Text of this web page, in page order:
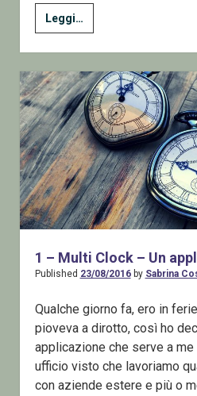
Leggi…
interagire
con
una
picturebox
creata
a
runtime
al
passaggio
o
al
del
1 – Multi Clock – Un
Published 23/08/2016by Sabrina
Qualche giorno fa, ero in
pioveva a dirotto, così ho
applicazione che serve a
ufficio visto che lavoriamo
con aziende estere e più o